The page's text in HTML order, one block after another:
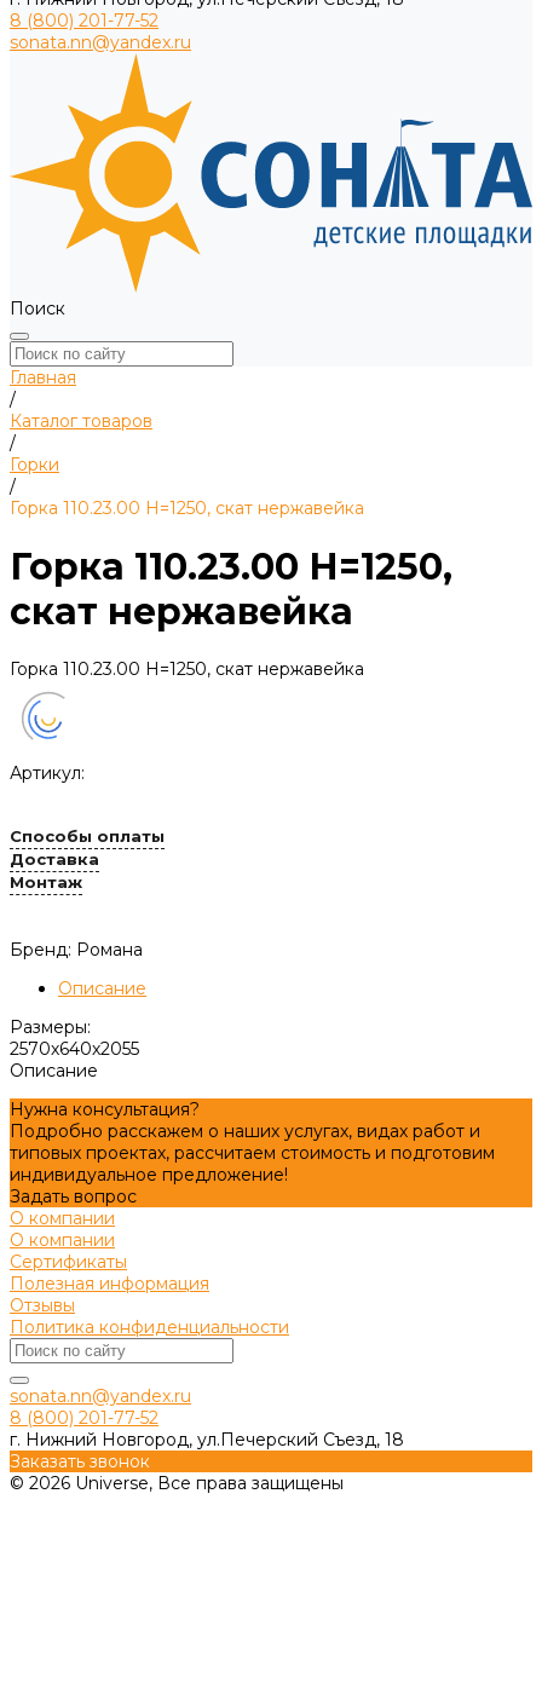
8 (800) 201-77-52
sonata.nn@yandex.ru
Поиск
Главная
/
Каталог товаров
/
Горки
/
Горка 110.23.00 Н=1250, скат нержавейка
Горка 110.23.00 Н=1250,
скат нержавейка
Горка 110.23.00 Н=1250, скат нержавейка
Артикул:
Способы оплаты
Доставка
Монтаж
Бренд: Романа
Описание
Размеры:
2570х640х2055
Описание
Нужна консультация?
Подробно расскажем о наших услугах, видах работ и
типовых проектах, рассчитаем стоимость и подготовим
индивидуальное предложение!
Задать вопрос
О компании
О компании
Сертификаты
Полезная информация
Отзывы
Политика конфиденциальности
sonata.nn@yandex.ru
8 (800) 201-77-52
г. Нижний Новгород, ул.Печерский Съезд, 18
Заказать звонок
© 2026 Universe, Все права защищены